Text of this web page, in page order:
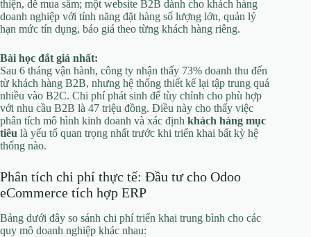
thiện, dễ mua sắm; một website B2B dành cho khách hàng
doanh nghiệp với tính năng đặt hàng số lượng lớn, quản lý
hạn mức tín dụng, báo giá theo từng khách hàng riêng.
Bài học đắt giá nhất:
Sau 6 tháng vận hành, công ty nhận thấy 73% doanh thu đến
từ khách hàng B2B, nhưng hệ thống thiết kế lại tập trung quá
nhiều vào B2C. Chi phí phát sinh để tùy chỉnh cho phù hợp
với nhu cầu B2B là 47 triệu đồng. Điều này cho thấy việc
phân tích mô hình kinh doanh và xác định khách hàng mục
tiêu là yếu tố quan trọng nhất trước khi triển khai bất kỳ hệ
thống nào.
Phân tích chi phí thực tế: Đầu tư cho Odoo
eCommerce tích hợp ERP
Bảng dưới đây so sánh chi phí triển khai trung bình cho các
quy mô doanh nghiệp khác nhau: